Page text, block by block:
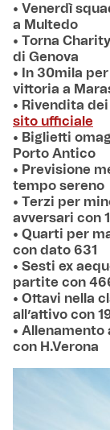
• Venerdì
a Multedo
• Torna
di Genova
• In 30mila
vittoria a
• Rivendita
sito ufficiale
• Biglietti
Porto Antico
• Previsione
tempo sereno
• Terzi per
avversari con
• Quarti per
con dato 631
• Sesti ex
partite con
• Ottavi nella
all’attivo con
•
con H.Verona